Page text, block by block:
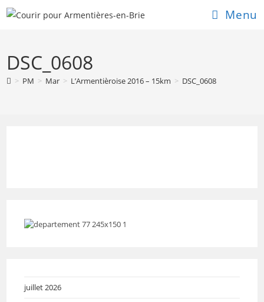
Skip
Menu
DSC_0608
> PM > Mar > L’Armentièroise 2016 – 15km > DSC_0608
juillet 2026